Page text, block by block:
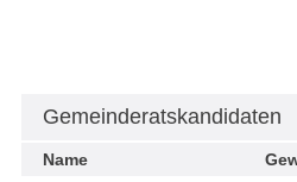
Gemeinderatskandidaten
Name